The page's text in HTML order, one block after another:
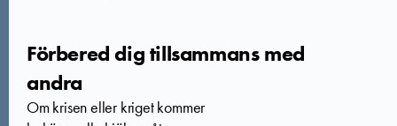
Förbered dig tillsammans med
andra
Om krisen eller kriget kommer